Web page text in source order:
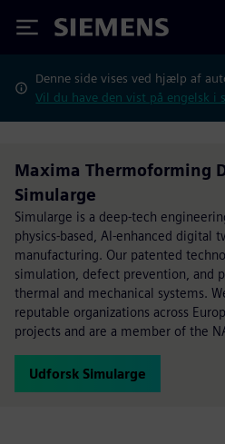
Siemens
Denne side vises ved hjælp af
Vil du have den vist på engelsk i
Maxima Thermoforming
Simularge
Simularge is a deep-tech
physics-based, AI-enhanced digital
manufacturing. Our patented
simulation, defect prevention, and
thermal and mechanical systems.
reputable organizations across
projects and are a member of the
Udforsk Simularge